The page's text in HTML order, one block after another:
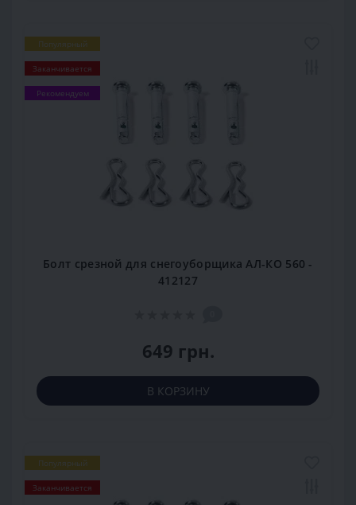
Популярный
Заканчивается
Рекомендуем
Болт срезной для снегоуборщика АЛ-КО 560 -
412127
649 грн.
В КОРЗИНУ
Популярный
Заканчивается